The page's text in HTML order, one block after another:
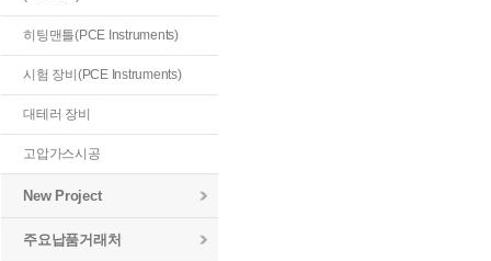
히팅맨틀(PCE Instruments)
시험 장비(PCE Instruments)
대테러 장비
고압가스시공
New Project
주요납품거래처